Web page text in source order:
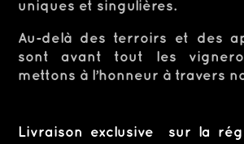
uniques et singulières.
Au-delà des terroirs et des
sont avant tout les
mettons à l’honneur à travers
Livraison exclusive sur la